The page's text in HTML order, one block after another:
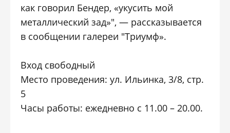
как говорил Бендер, «укусить мой
металлический зад»", — рассказывается
в сообщении галереи "Триумф».
Вход свободный
Место проведения: ул. Ильинка, 3/8, стр.
5
Часы работы: ежедневно с 11.00 – 20.00.